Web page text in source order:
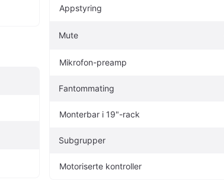
Appstyring
Mute
Mikrofon-preamp
Fantommating
Monterbar i 19"-rack
Subgrupper
Motoriserte kontroller